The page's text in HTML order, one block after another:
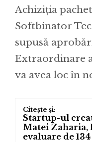
Achiziția
Softbinator
supusă
Extraordinare
va avea loc în
Startup-ul
Matei Zaharia,
evaluare de